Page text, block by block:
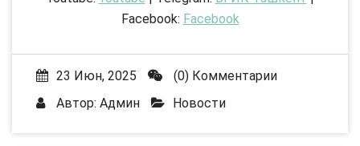
Facebook: Facebook
23 Июн, 2025
(0) Комментарии
Автор: Админ Новости